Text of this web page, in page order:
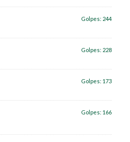
Golpes: 244
Golpes: 228
Golpes: 173
Golpes: 166